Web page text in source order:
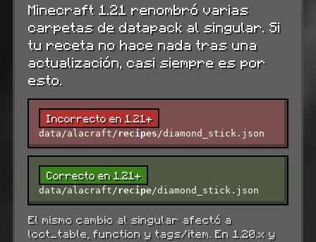
Minecraft 1.21 renombró varias
carpetas de datapack al singular. Si
tu receta no hace nada tras una
actualización, casi siempre es por
esto.
Incorrecto en 1.21+
data/alacraft/recipes/diamond_stick.json
Correcto en 1.21+
data/alacraft/recipe/diamond_stick.json
El mismo cambio al singular afectó a
loot_table, function y tags/item. En 1.20.x y